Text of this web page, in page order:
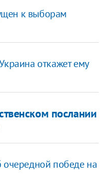
к выборам
откажет ему
послании
очередной победе на